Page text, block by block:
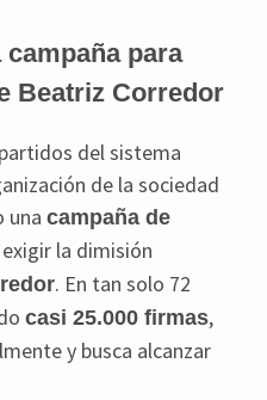
campaña para
Beatriz Corredor
del sistema
de la sociedad
una campaña de
la dimisión
. En tan solo 72
casi 25.000 firmas,
y busca alcanzar